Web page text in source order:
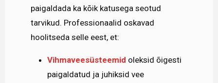
paigaldada ka kõik katusega seotud
tarvikud. Professionaalid oskavad
hoolitseda selle eest, et:
Vihmaveesüsteemid oleksid õigesti
paigaldatud ja juhiksid vee